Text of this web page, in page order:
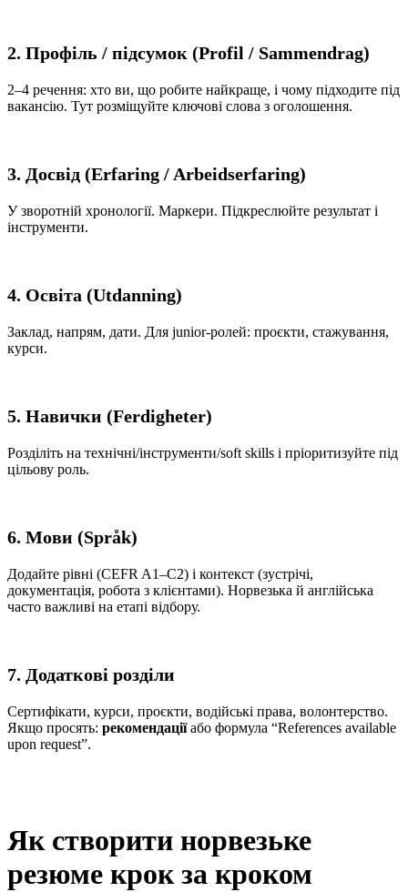
2. Профіль / підсумок (Profil / Sammendrag)
2–4 речення: хто ви, що робите найкраще, і чому підходите під
вакансію. Тут розміщуйте ключові слова з оголошення.
3. Досвід (Erfaring / Arbeidserfaring)
У зворотній хронології. Маркери. Підкреслюйте результат і
інструменти.
4. Освіта (Utdanning)
Заклад, напрям, дати. Для junior-ролей: проєкти, стажування,
курси.
5. Навички (Ferdigheter)
Розділіть на технічні/інструменти/soft skills і пріоритизуйте під
цільову роль.
6. Мови (Språk)
Додайте рівні (CEFR A1–C2) і контекст (зустрічі,
документація, робота з клієнтами). Норвезька й англійська
часто важливі на етапі відбору.
7. Додаткові розділи
Сертифікати, курси, проєкти, водійські права, волонтерство.
Якщо просять: рекомендаціїабо формула “References available
upon request”.
Як створити норвезьке
резюме крок за кроком